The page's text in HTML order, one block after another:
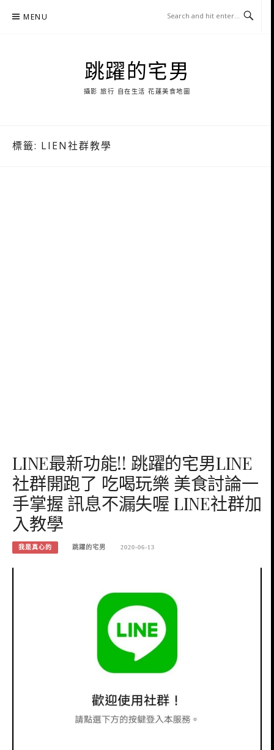
MENU
跳躍的宅男
攝影 旅行 自在生活 花蓮美食地圖
標籤: LIEN社群教學
LINE最新功能!! 跳躍的宅男LINE
社群開跑了 吃喝玩樂 美食討論一
手掌握 訊息不漏失喔 LINE社群加
入教學
我是真心的 跳躍的宅男 2020-06-13